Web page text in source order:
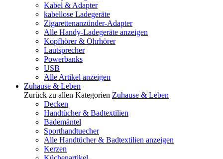
Kabel & Adapter
kabellose Ladegeräte
Zigarettenanzünder-Adapter
Alle Handy-Ladegeräte anzeigen
Kopfhörer & Ohrhörer
Lautsprecher
Powerbanks
USB
Alle Artikel anzeigen
Zuhause & Leben
Zurück zu allen Kategorien Zuhause & Leben
Decken
Handtücher & Badtextilien
Bademäntel
Sporthandtuecher
Alle Handtücher & Badtextilien anzeigen
Kerzen